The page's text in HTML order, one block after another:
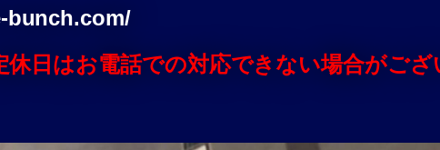
bunch.com/
日はお電話での対応できない場合がご